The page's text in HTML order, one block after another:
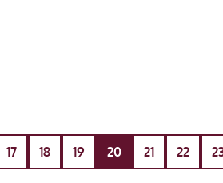
17 18 19 20 21 22